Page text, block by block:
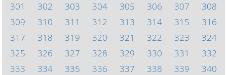
301
302 303 304 305 306 307
308
309
310 311 312 313 314 315
316
317
318 319 320 321 322 323
324
325
326 327 328 329 330 331
332
333
334 335 336 337 338 339
340